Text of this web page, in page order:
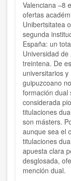
Valenciana –8
ofertas
Unibertsitatea
segunda
España: un
Universidad
treintena. De
universitarios
guipuzcoano
formación dual
considerada
titulaciones
son másters.
aunque sea el
titulaciones
apuesta clara
desglosada,
mención dual.